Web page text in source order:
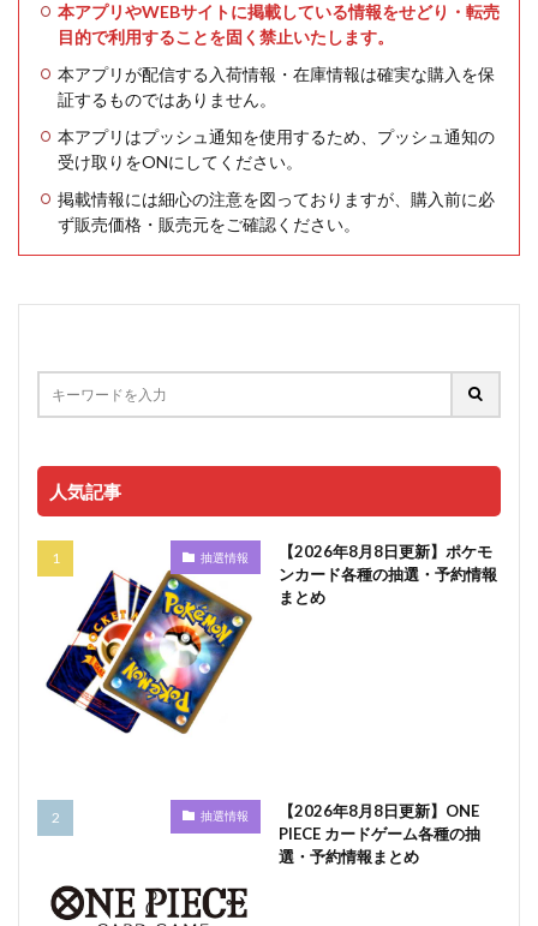
本アプリやWEBサイトに掲載している情報をせどり・転売
目的で利用することを固く禁止いたします。
本アプリが配信する入荷情報・在庫情報は確実な購入を保
証するものではありません。
本アプリはプッシュ通知を使用するため、プッシュ通知の
受け取りをONにしてください。
掲載情報には細心の注意を図っておりますが、購入前に必
ず販売価格・販売元をご確認ください。
人気記事
抽選情報
【2026年8月8日更新】ポケモ
ンカード各種の抽選・予約情報
まとめ
抽選情報
【2026年8月8日更新】ONE
PIECE カードゲーム各種の抽
選・予約情報まとめ